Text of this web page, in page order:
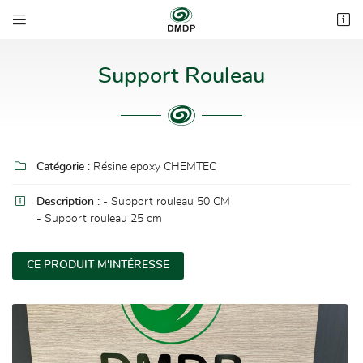
 
05 62 00 53 44
Rafraîchir le captcha
Support Rouleau
 Catégorie : Résine epoxy CHEMTEC
 Description : - Support rouleau 50 CM
- Support rouleau 25 cm
CE PRODUIT M'INTÉRESSE